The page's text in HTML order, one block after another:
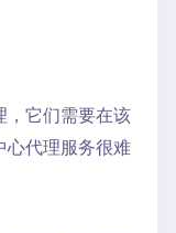
，它们需要在该
心代理服务很难